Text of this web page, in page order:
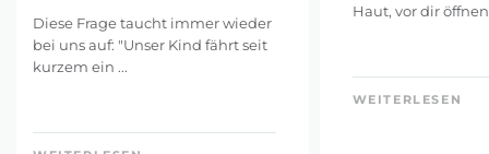
Diese Frage taucht immer wieder
bei uns auf: "Unser Kind fährt seit
kurzem ein ...
Haut, vor dir öffnen
WEITERLESEN